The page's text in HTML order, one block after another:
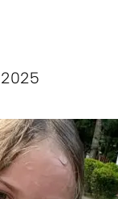
2025